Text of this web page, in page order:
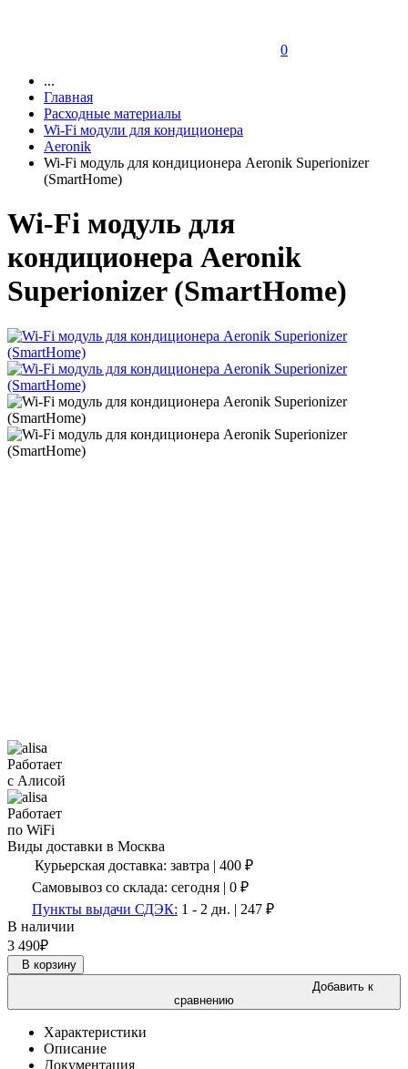
0
...
Главная
Расходные материалы
Wi-Fi модули для кондиционера
Aeronik
Wi-Fi модуль для кондиционера Aeronik Superionizer
(SmartHome)
Wi-Fi модуль для
кондиционера Aeronik
Superionizer (SmartHome)
Работает
с Алисой
Работает
по WiFi
Виды доставки в Москва
Курьерская доставка: завтра | 400 ₽
Самовывоз со склада: сегодня | 0 ₽
Пункты выдачи СДЭК: 1 - 2 дн. | 247 ₽
В наличии
3 490₽
В корзину
Добавить к
сравнению
Характеристики
Описание
Документация